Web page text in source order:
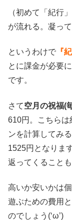
（初めて「紀行
が流れる。凝って
というわけで 『
とに課金が必要
です。
さて空月の祝福(
610円。こちら
ンを計算してみ
1525円となりま
返ってくることも
高いか安いかは
遊ぶための費用
のでしょう(‘ω’)